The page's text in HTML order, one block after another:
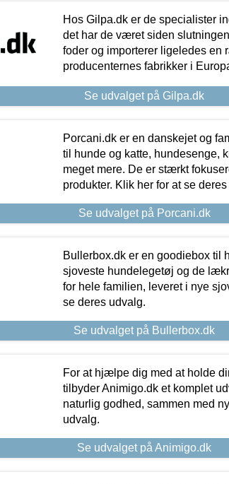
Hos Gilpa.dk er de specialister
det har de været siden
foder og importerer ligeledes
producenternes fabrikker i
Se udvalget på Gilpa.dk
Porcani.dk er en danskejet og
til hunde og katte, hundesenge,
meget mere. De er stærkt
produkter. Klik her for at se
Se udvalget på Porcani.dk
Bullerbox.dk er en goodiebox til
sjoveste hundelegetøj og de
for hele familien, leveret i nye
se deres udvalg.
Se udvalget på Bullerbox.dk
For at hjælpe dig med at holde
tilbyder Animigo.dk et komplet
naturlig godhed, sammen med
udvalg.
Se udvalget på Animigo.dk